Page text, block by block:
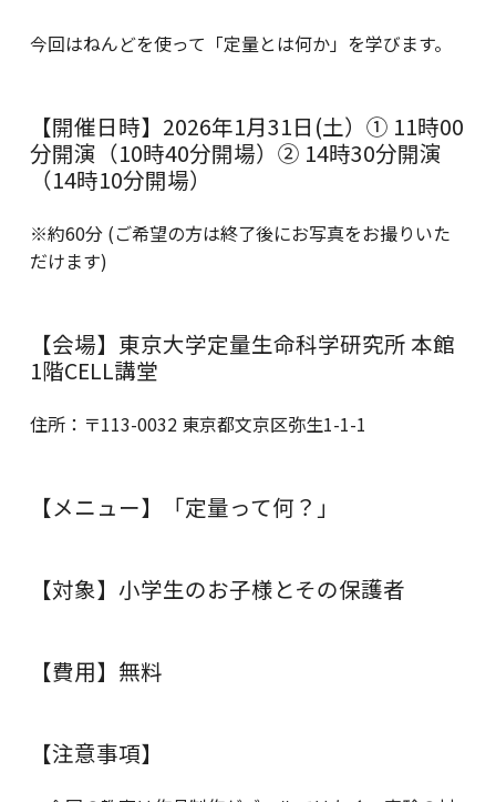
今回はねんどを使って「定量とは何か」を学びます。
【開催日時】2026年1月31日(土）① 11時00
分開演（10時40分開場）② 14時30分開演
（14時10分開場）
※約60分 (ご希望の方は終了後にお写真をお撮りいた
だけます)
【会場】東京大学定量生命科学研究所 本館
1階CELL講堂
住所：〒113-0032 東京都文京区弥生1-1-1
【メニュー】「定量って何？」
【対象】小学生のお子様とその保護者
【費用】無料
【注意事項】